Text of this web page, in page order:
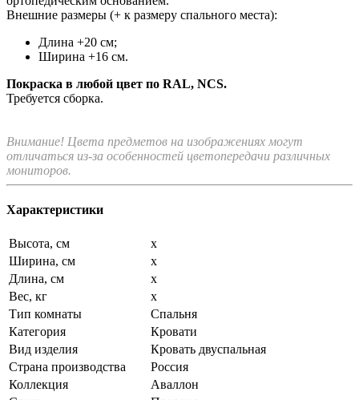
Внешние размеры (+ к размеру спального места):
Длина +20 см;
Ширина +16 см.
Покраска в любой цвет по RAL, NCS.
Требуется сборка.
Внимание! Цвета предметов на изображениях могут
отличаться из-за особенностей цветопередачи различных
мониторов.
Характеристики
Высота, см
x
Ширина, см
x
Длина, см
x
Вес, кг
x
Тип комнаты
Спальня
Категория
Кровати
Вид изделия
Кровать двуспальная
Страна производства
Россия
Коллекция
Аваллон